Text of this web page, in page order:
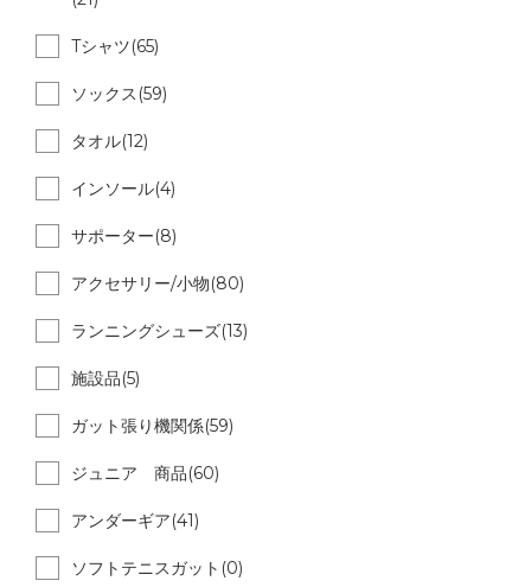
Tシャツ(65)
ソックス(59)
タオル(12)
インソール(4)
サポーター(8)
アクセサリー/小物(80)
ランニングシューズ(13)
施設品(5)
ガット張り機関係(59)
ジュニア 商品(60)
アンダーギア(41)
ソフトテニスガット(0)